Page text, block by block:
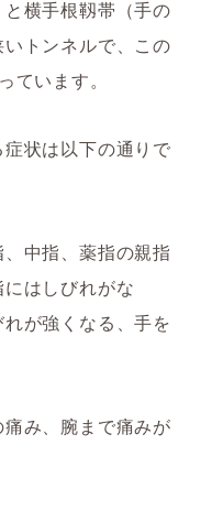
横手根靱帯（手の
トンネルで、この
ています。
状は以下の通りで
中指、薬指の親指
はしびれがな
が強くなる、手を
み、腕まで痛みが